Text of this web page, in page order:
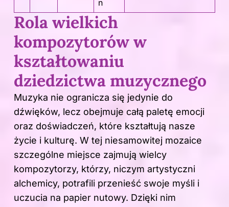
n
Rola wielkich
kompozytorów w
kształtowaniu
dziedzictwa muzycznego
Muzyka nie ogranicza się jedynie do
dźwięków, lecz obejmuje całą paletę emocji
oraz doświadczeń, które kształtują nasze
życie i kulturę. W tej niesamowitej mozaice
szczególne miejsce zajmują wielcy
kompozytorzy, którzy, niczym artystyczni
alchemicy, potrafili przenieść swoje myśli i
uczucia na papier nutowy. Dzięki nim